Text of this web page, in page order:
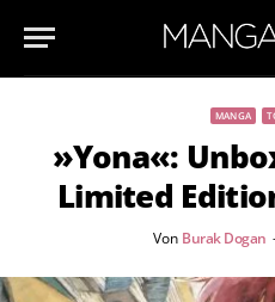
MANGA
»Yona«:
Limited
Von Burak Dogan